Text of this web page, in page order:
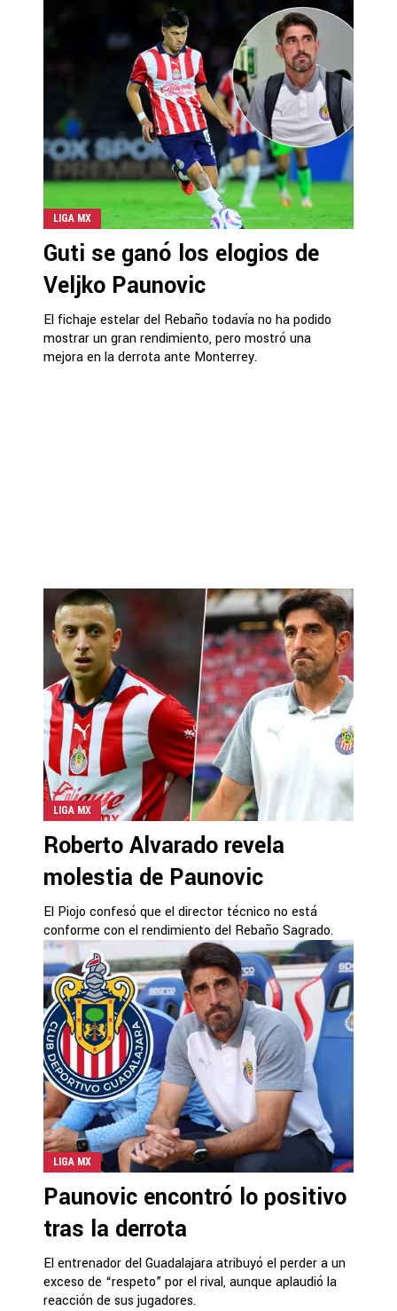
LIGA MX
Guti se ganó los elogios de
Veljko Paunovic
El fichaje estelar del Rebaño todavía no ha podido
mostrar un gran rendimiento, pero mostró una
mejora en la derrota ante Monterrey.
LIGA MX
Roberto Alvarado revela
molestia de Paunovic
El Piojo confesó que el director técnico no está
conforme con el rendimiento del Rebaño Sagrado.
LIGA MX
Paunovic encontró lo positivo
tras la derrota
El entrenador del Guadalajara atribuyó el perder a un
exceso de “respeto” por el rival, aunque aplaudió la
reacción de sus jugadores.